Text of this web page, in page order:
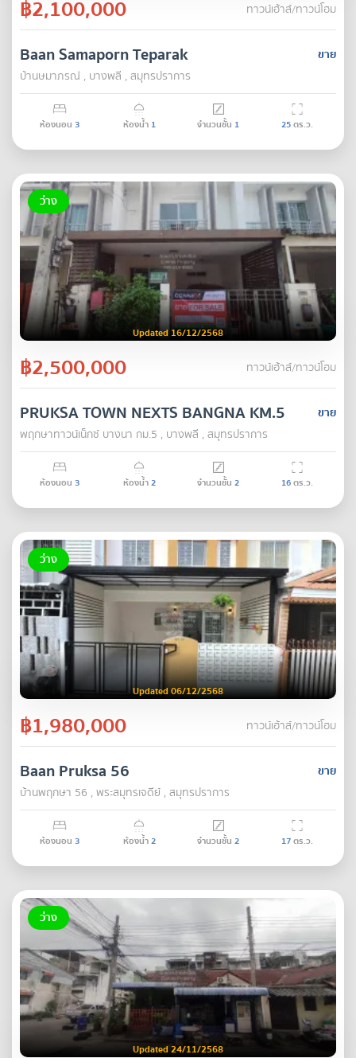
฿2,100,000 ทาวน์เฮ้าส์/ทาวน์โฮม
ขาย
Baan Samaporn Teparak
บ้านษมาภรณ์ , บางพลี , สมุทรปราการ
ห้องนอน 3 ห้องน้ำ 1 จำนวนชั้น 1 25ตร.ว.
ว่าง
Updated 16/12/2568
฿2,500,000 ทาวน์เฮ้าส์/ทาวน์โฮม
ขาย
PRUKSA TOWN NEXTS BANGNA KM.5
พฤกษาทาวน์เน็กซ์ บางนา กม.5 , บางพลี , สมุทรปราการ
ห้องนอน 3 ห้องน้ำ2 จำนวนชั้น 2 16ตร.ว.
ว่าง
Updated 06/12/2568
฿1,980,000 ทาวน์เฮ้าส์/ทาวน์โฮม
ขาย
Baan Pruksa 56
บ้านพฤกษา 56 , พระสมุทรเจดีย์ , สมุทรปราการ
ห้องนอน 3 ห้องน้ำ2 จำนวนชั้น 2 17ตร.ว.
ว่าง
Updated 24/11/2568